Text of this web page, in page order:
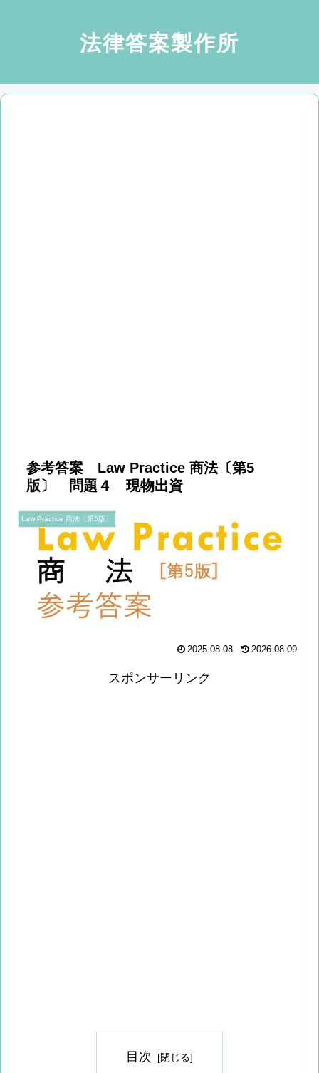
法律答案製作所
参考答案 Law Practice 商法〔第5
版〕 問題４ 現物出資
Law Practice 商法〔第5版〕
2025.08.08 2026.08.09
スポンサーリンク
目次